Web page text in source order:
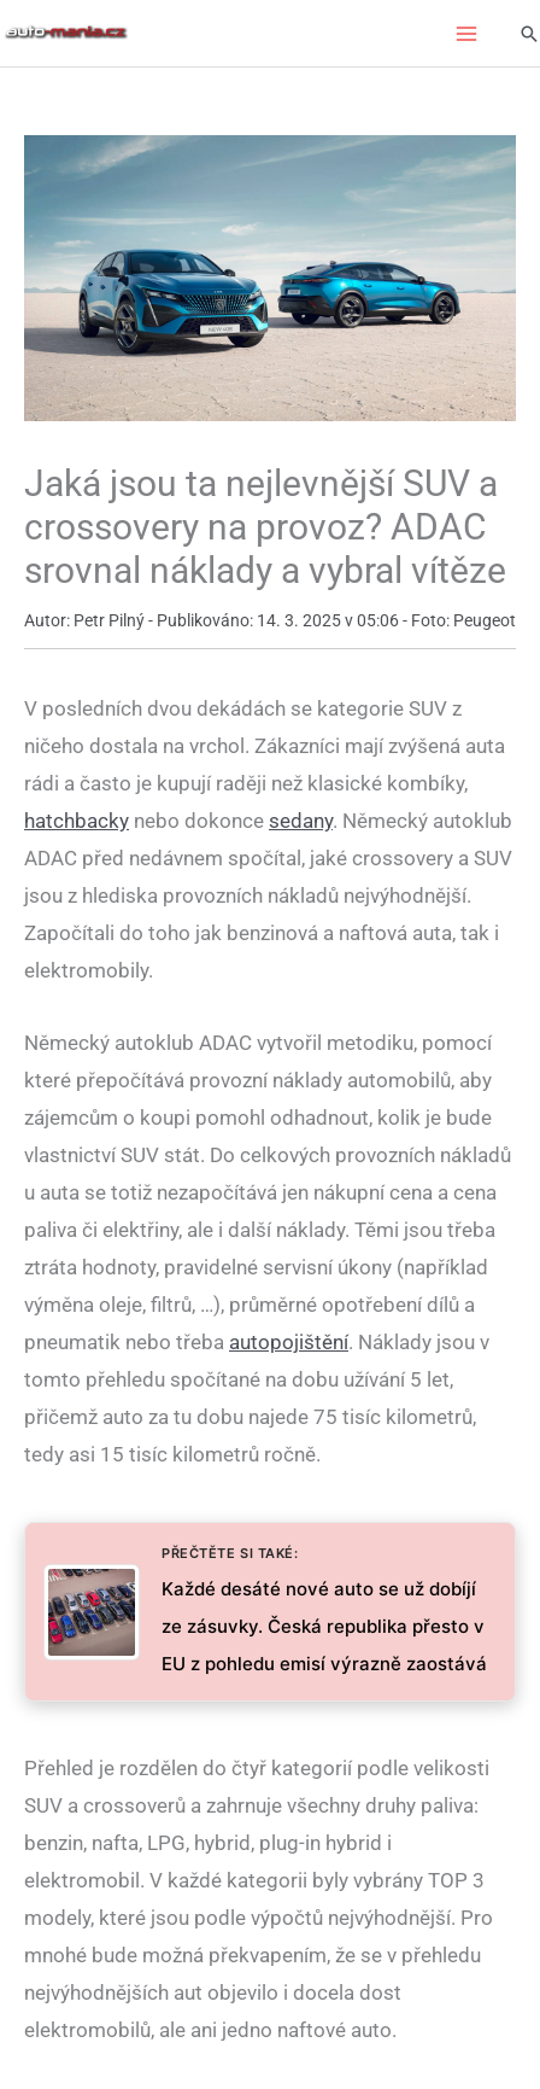
Jaká jsou ta nejlevnější SUV a
crossovery na provoz? ADAC
srovnal náklady a vybral vítěze
Autor: Petr Pilný - Publikováno: 14. 3. 2025 v 05:06 - Foto: Peugeot
V posledních dvou dekádách se kategorie SUV z
ničeho dostala na vrchol. Zákazníci mají zvýšená auta
rádi a často je kupují raději než klasické kombíky,
hatchbacky nebo dokonce sedany. Německý autoklub
ADAC před nedávnem spočítal, jaké crossovery a SUV
jsou z hlediska provozních nákladů nejvýhodnější.
Započítali do toho jak benzinová a naftová auta, tak i
elektromobily.
Německý autoklub ADAC vytvořil metodiku, pomocí
které přepočítává provozní náklady automobilů, aby
zájemcům o koupi pomohl odhadnout, kolik je bude
vlastnictví SUV stát. Do celkových provozních nákladů
u auta se totiž nezapočítává jen nákupní cena a cena
paliva či elektřiny, ale i další náklady. Těmi jsou třeba
ztráta hodnoty, pravidelné servisní úkony (například
výměna oleje, filtrů, …), průměrné opotřebení dílů a
pneumatik nebo třeba autopojištění. Náklady jsou v
tomto přehledu spočítané na dobu užívání 5 let,
přičemž auto za tu dobu najede 75 tisíc kilometrů,
tedy asi 15 tisíc kilometrů ročně.
PŘEČTĚTE SI TAKÉ:
Každé desáté nové auto se už dobíjí
ze zásuvky. Česká republika přesto v
EU z pohledu emisí výrazně zaostává
Přehled je rozdělen do čtyř kategorií podle velikosti
SUV a crossoverů a zahrnuje všechny druhy paliva:
benzin, nafta, LPG, hybrid, plug-in hybrid i
elektromobil. V každé kategorii byly vybrány TOP 3
modely, které jsou podle výpočtů nejvýhodnější. Pro
mnohé bude možná překvapením, že se v přehledu
nejvýhodnějších aut objevilo i docela dost
elektromobilů, ale ani jedno naftové auto.